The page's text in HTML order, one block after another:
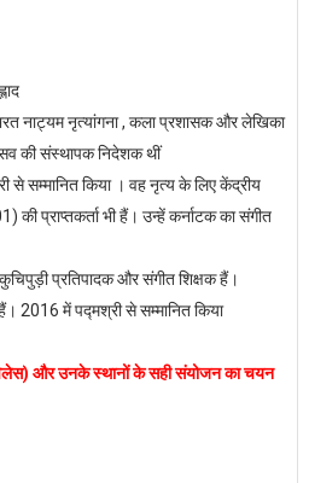
नाट्यम नृत्यांगना , कला प्रशासक और लेखिका
की संस्थापक निदेशक थीं
से सम्मानित किया । वह नृत्य के लिए केंद्रीय
प्राप्तकर्ता भी हैं। उन्हें कर्नाटक का संगीत
प्रतिपादक और संगीत शिक्षक हैं।
2016 में पद्मश्री से सम्मानित किया
और उनके स्थानों के सही संयोजन का चयन